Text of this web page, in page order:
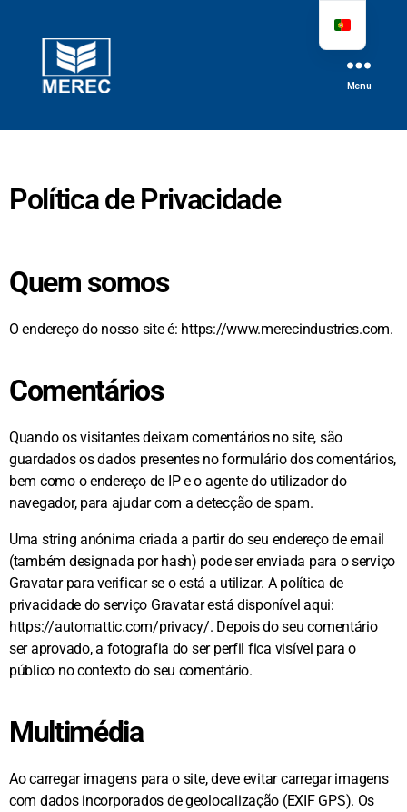
Menu
Política de Privacidade
Quem somos
O endereço do nosso site é: https://www.merecindustries.com.
Comentários
Quando os visitantes deixam comentários no site, são
guardados os dados presentes no formulário dos comentários,
bem como o endereço de IP e o agente do utilizador do
navegador, para ajudar com a detecção de spam.
Uma string anónima criada a partir do seu endereço de email
(também designada por hash) pode ser enviada para o serviço
Gravatar para verificar se o está a utilizar. A política de
privacidade do serviço Gravatar está disponível aqui:
https://automattic.com/privacy/. Depois do seu comentário
ser aprovado, a fotografia do ser perfil fica visível para o
público no contexto do seu comentário.
Multimédia
Ao carregar imagens para o site, deve evitar carregar imagens
com dados incorporados de geolocalização (EXIF GPS). Os